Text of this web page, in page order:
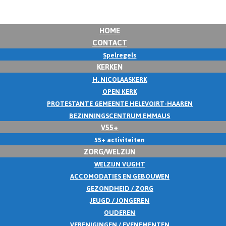
HOME
CONTACT
Spelregels
KERKEN
H. NICOLAASKERK
OPEN KERK
PROTESTANTE GEMEENTE HELEVOIRT-HAAREN
BEZINNINGSCENTRUM EMMAUS
V55+
55+ activiteiten
ZORG/WELZIJN
WELZIJN VUGHT
ACCOMODATIES EN GEBOUWEN
GEZONDHEID / ZORG
JEUGD / JONGEREN
OUDEREN